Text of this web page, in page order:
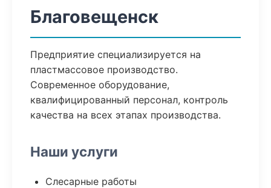
Благовещенск
Предприятие специализируется на
пластмассовое производство.
Современное оборудование,
квалифицированный персонал, контроль
качества на всех этапах производства.
Наши услуги
Слесарные работы